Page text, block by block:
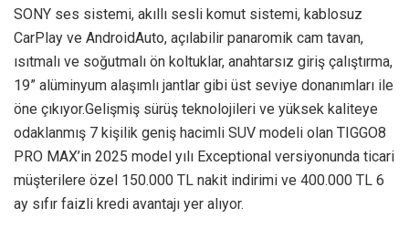
SONY ses sistemi, akıllı sesli komut sistemi, kablosuz
CarPlay ve AndroidAuto, açılabilir panaromik cam tavan,
ısıtmalı ve soğutmalı ön koltuklar, anahtarsız giriş çalıştırma,
19” alüminyum alaşımlı jantlar gibi üst seviye donanımları ile
öne çıkıyor.Gelişmiş sürüş teknolojileri ve yüksek kaliteye
odaklanmış 7 kişilik geniş hacimli SUV modeli olan TIGGO8
PRO MAX’in 2025 model yılı Exceptional versiyonunda ticari
müşterilere özel 150.000 TL nakit indirimi ve 400.000 TL 6
ay sıfır faizli kredi avantajı yer alıyor.